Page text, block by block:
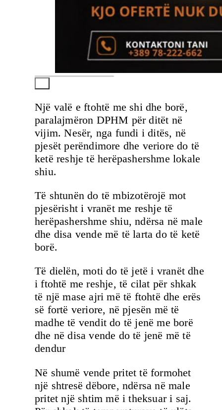
Një valë e ftohtë me shi dhe borë,
paralajmëron DPHM për ditët në
vijim. Nesër, nga fundi i ditës, në
pjesët perëndimore dhe veriore do të
ketë reshje të herëpashershme lokale
shiu.
Të shtunën do të mbizotërojë mot
pjesërisht i vranët me reshje të
herëpashershme shiu, ndërsa në male
dhe disa vende më të larta do të ketë
borë.
Të dielën, moti do të jetë i vranët dhe
i ftohtë me reshje, të cilat për shkak
të një mase ajri më të ftohtë dhe erës
së fortë veriore, në pjesën më të
madhe të vendit do të jenë me borë
dhe në disa vende do të jenë më të
dendur
Në shumë vende pritet të formohet
një shtresë dëbore, ndërsa në male
pritet një shtim më i theksuar i saj.